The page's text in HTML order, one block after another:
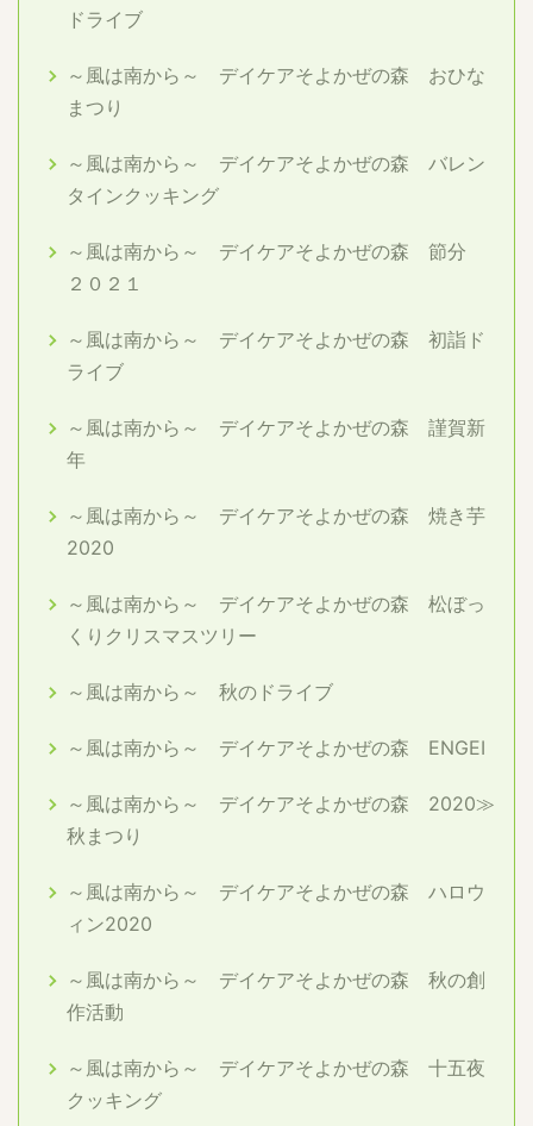
ドライブ
～風は南から～ デイケアそよかぜの森 おひな
まつり
～風は南から～ デイケアそよかぜの森 バレン
タインクッキング
～風は南から～ デイケアそよかぜの森 節分
２０２１
～風は南から～ デイケアそよかぜの森 初詣ド
ライブ
～風は南から～ デイケアそよかぜの森 謹賀新
年
～風は南から～ デイケアそよかぜの森 焼き芋
2020
～風は南から～ デイケアそよかぜの森 松ぼっ
くりクリスマスツリー
～風は南から～ 秋のドライブ
～風は南から～ デイケアそよかぜの森 ENGEI
～風は南から～ デイケアそよかぜの森 2020≫
秋まつり
～風は南から～ デイケアそよかぜの森 ハロウ
ィン2020
～風は南から～ デイケアそよかぜの森 秋の創
作活動
～風は南から～ デイケアそよかぜの森 十五夜
クッキング